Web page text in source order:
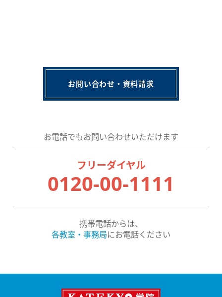
お問い合わせ・資料請求
お電話でもお問い合わせいただけます
フリーダイヤル
0120-00-1111
携帯電話からは、
各教室・事務局にお電話ください